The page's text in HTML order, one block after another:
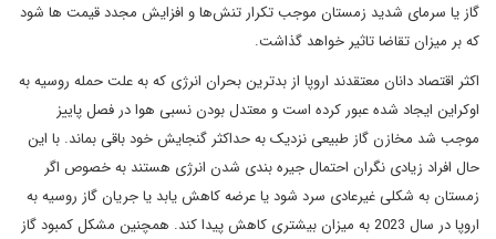
گاز یا سرمای شدید زمستان موجب تکرار تنش‌ها و افزایش مجدد قیمت ها شود
که بر میزان تقاضا تاثیر خواهد گذاشت.
اکثر اقتصاد دانان معتقدند اروپا از بدترین بحران انرژی که به علت حمله روسیه به
اوکراین ایجاد شده عبور کرده است و معتدل بودن نسبی هوا در فصل پاییز
موجب شد مخازن گاز طبیعی نزدیک به حداکثر گنجایش خود باقی بماند. با این
حال افراد زیادی نگران احتمال جیره بندی شدن انرژی هستند به خصوص اگر
زمستان به شکلی غیرعادی سرد شود یا عرضه کاهش یابد یا جریان گاز روسیه به
اروپا در سال 2023 به میزان بیشتری کاهش پیدا کند. همچنین مشکل کمبود گاز